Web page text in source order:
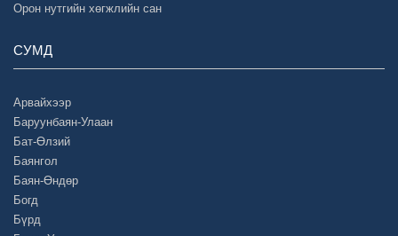
Орон нутгийн хөгжлийн сан
СУМД
Арвайхээр
Баруунбаян-Улаан
Бат-Өлзий
Баянгол
Баян-Өндөр
Богд
Бүрд